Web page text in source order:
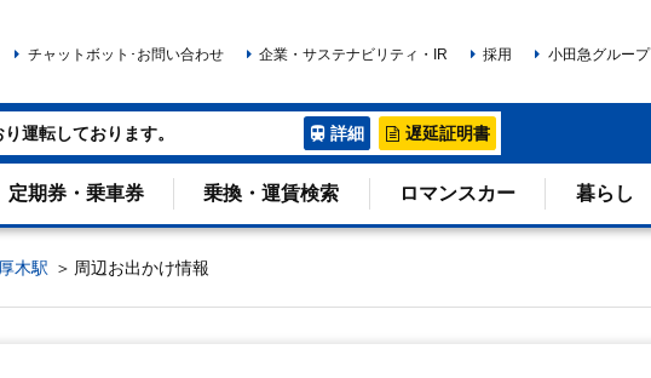
運転しております。 詳細 遅延証明書
定期券・乗車券 乗換・運賃検索 ロマンスカー 暮らし
チャットボット･お問い合わせ 企業・サステナビリティ・IR 採用 小田急グループ
厚木駅 周辺お出かけ情報